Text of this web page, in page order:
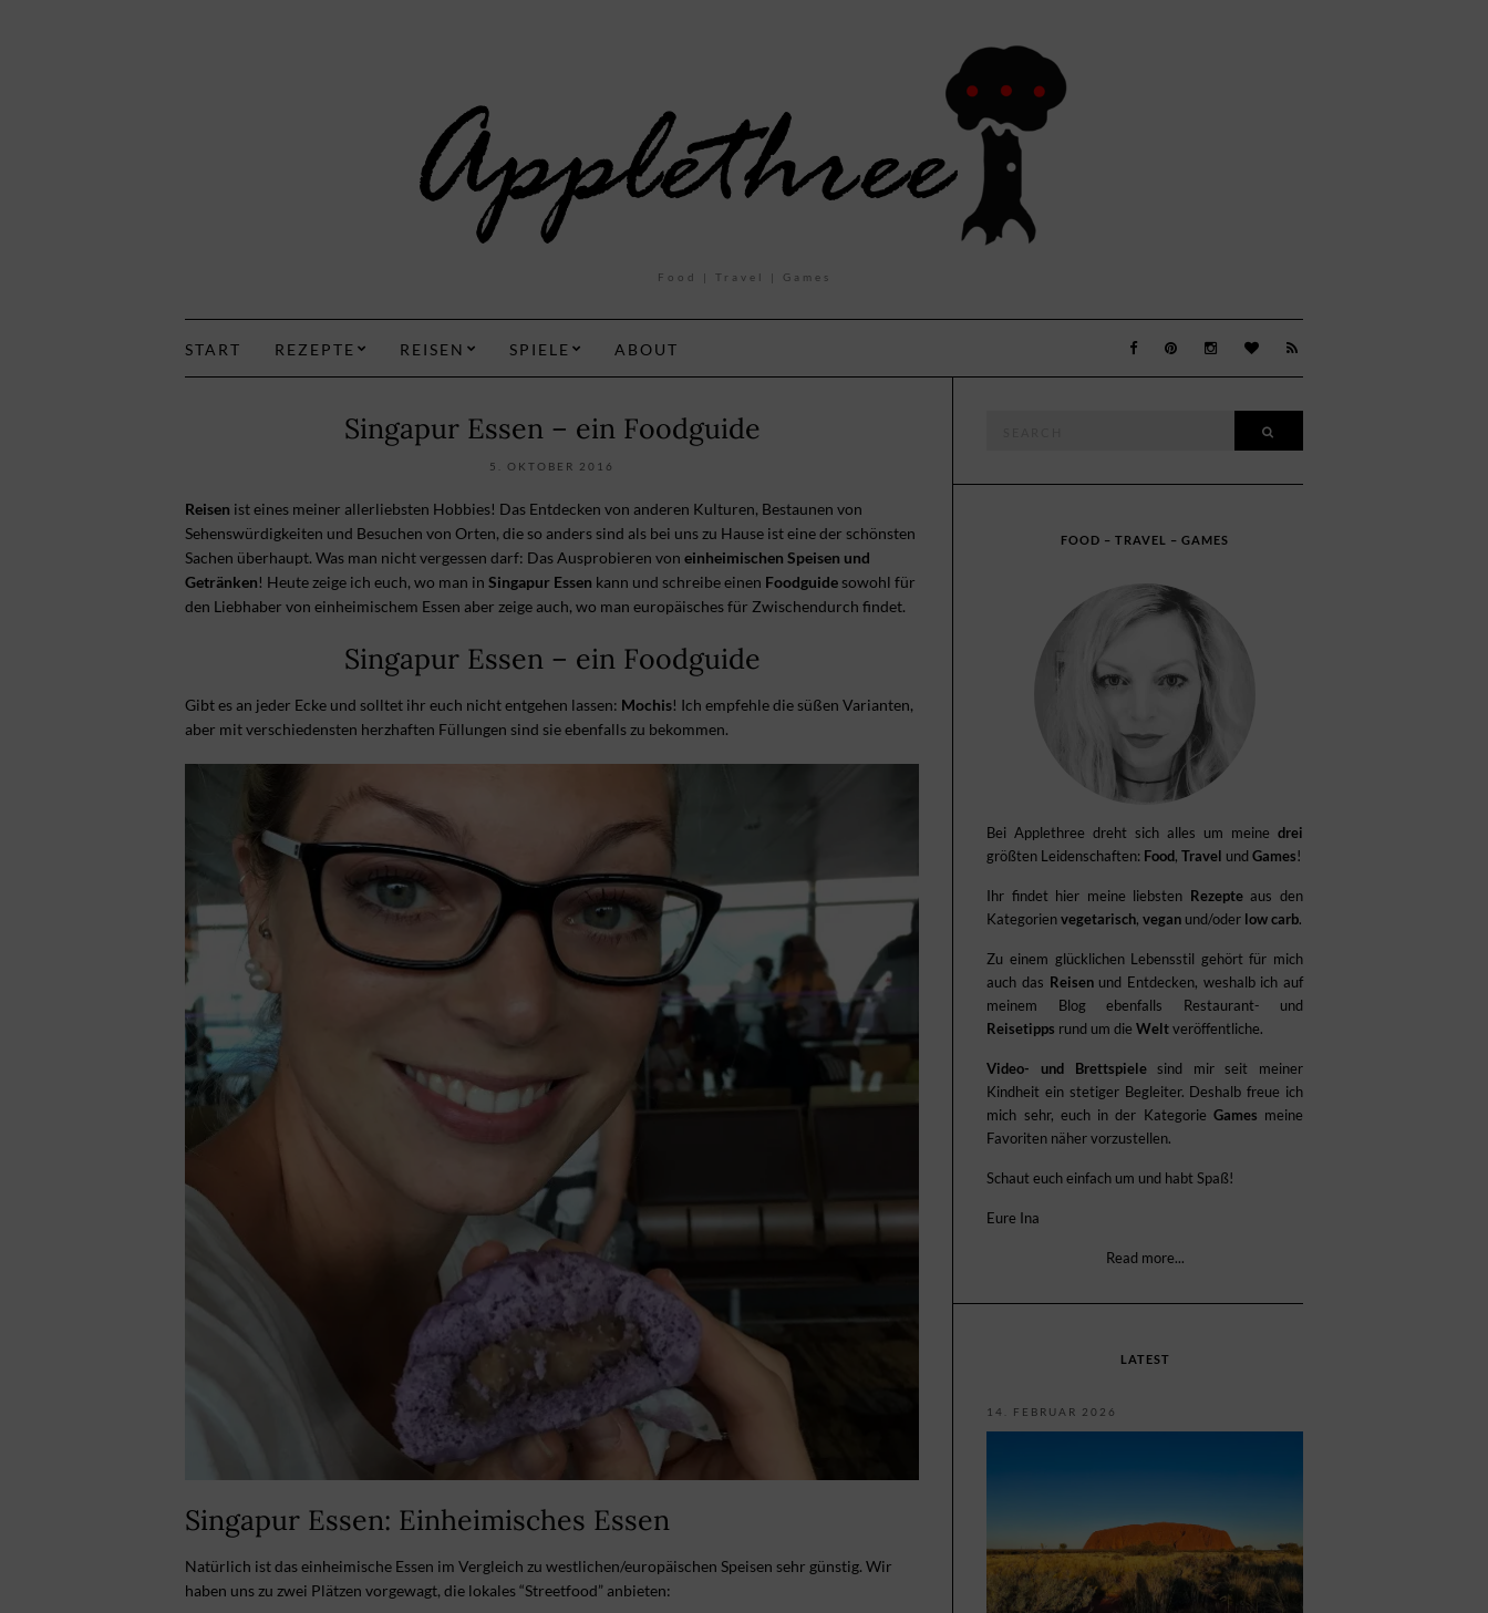
Food | Travel | Games
START REZEPTE REISEN SPIELE ABOUT
Singapur Essen – ein Foodguide
5. OKTOBER 2016
Reisen ist eines meiner allerliebsten Hobbies! Das Entdecken von anderen Kulturen, Bestaunen von
Sehenswürdigkeiten und Besuchen von Orten, die so anders sind als bei uns zu Hause ist eine der schönsten
Sachen überhaupt. Was man nicht vergessen darf: Das Ausprobieren von einheimischen Speisen und
Getränken! Heute zeige ich euch, wo man in Singapur Essen kann und schreibe einen Foodguide sowohl für
den Liebhaber von einheimischem Essen aber zeige auch, wo man europäisches für Zwischendurch findet.
Singapur Essen – ein Foodguide
Gibt es an jeder Ecke und solltet ihr euch nicht entgehen lassen: Mochis! Ich empfehle die süßen Varianten,
aber mit verschiedensten herzhaften Füllungen sind sie ebenfalls zu bekommen.
Singapur Essen: Einheimisches Essen
Natürlich ist das einheimische Essen im Vergleich zu westlichen/europäischen Speisen sehr günstig. Wir
haben uns zu zwei Plätzen vorgewagt, die lokales “Streetfood” anbieten:
FOOD – TRAVEL – GAMES
Bei Applethree dreht sich alles um meine drei
größten Leidenschaften: Food,Travel undGames!
Ihr findet hier meine liebsten Rezepteaus den
Kategorienvegetarisch,vegan und/oder low carb.
Zu einem glücklichen Lebensstil gehört für mich
auch das Reisenund Entdecken, weshalb ich auf
meinem Blog ebenfalls Restaurant- und
Reisetipps rund um dieWeltveröffentliche.
Video- und Brettspielesind mir seit meiner
Kindheit ein stetiger Begleiter. Deshalb freue ich
mich sehr, euch in der Kategorie Games meine
Favoriten näher vorzustellen.
Schaut euch einfach um und habt Spaß!
Eure Ina
Read more...
LATEST
14. FEBRUAR 2026